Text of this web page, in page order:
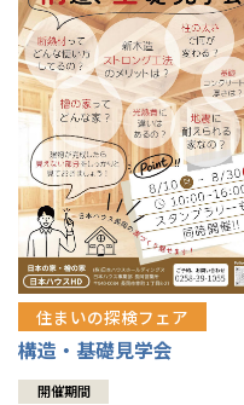
住まいの探検フェア
構造・基礎見学会
開催期間